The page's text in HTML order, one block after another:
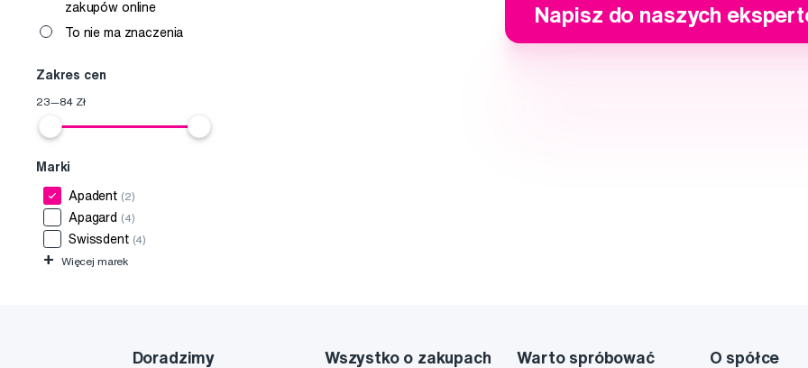
zakupów online
To nie ma znaczenia
Zakres cen
23—84 Zł
Marki
Apadent (2)
Apagard (4)
Swissdent (4)
+ Więcej marek
Napisz do naszych
Doradzimy Wszystko o zakupach Warto spróbować O spółce